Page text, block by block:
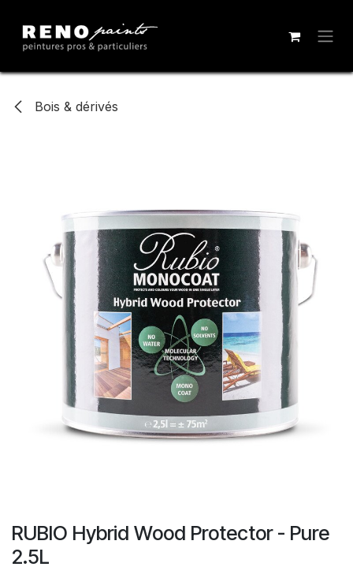
Bois & dérivés
RUBIO Hybrid Wood Protector - Pure
2.5L